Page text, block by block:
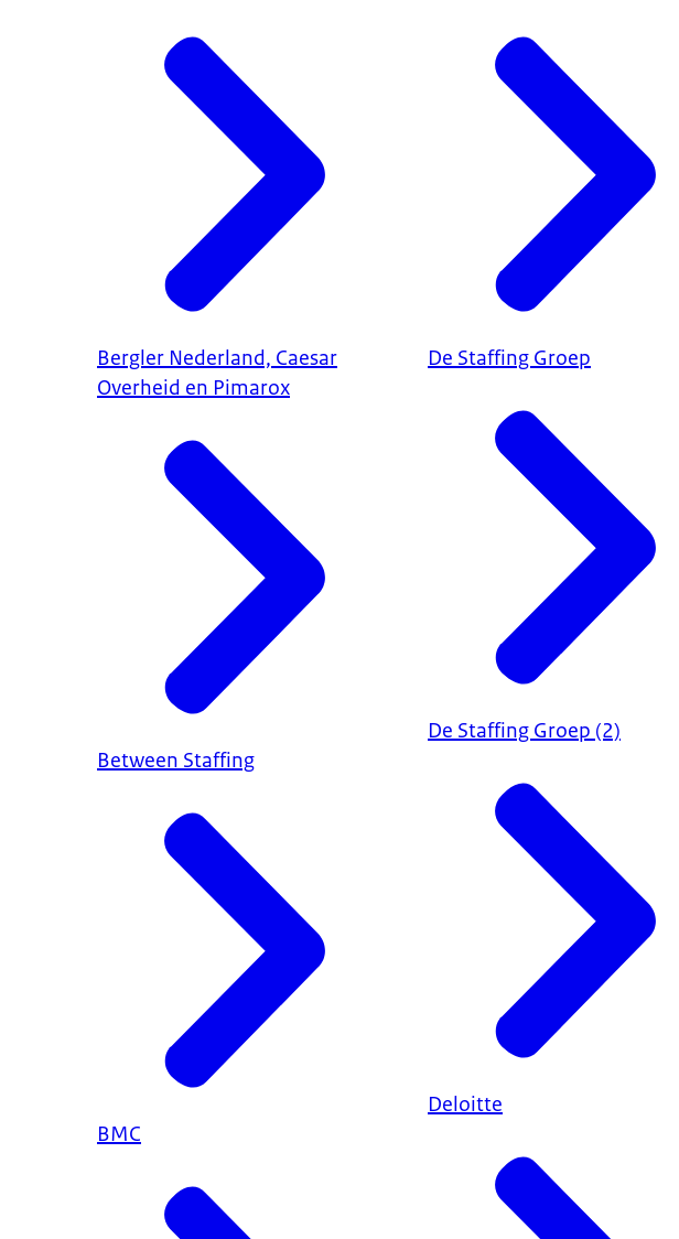
Bergler Nederland, Caesar
Overheid en Pimarox
Between Staffing
BMC
De Staffing Groep
De Staffing Groep (2)
Deloitte